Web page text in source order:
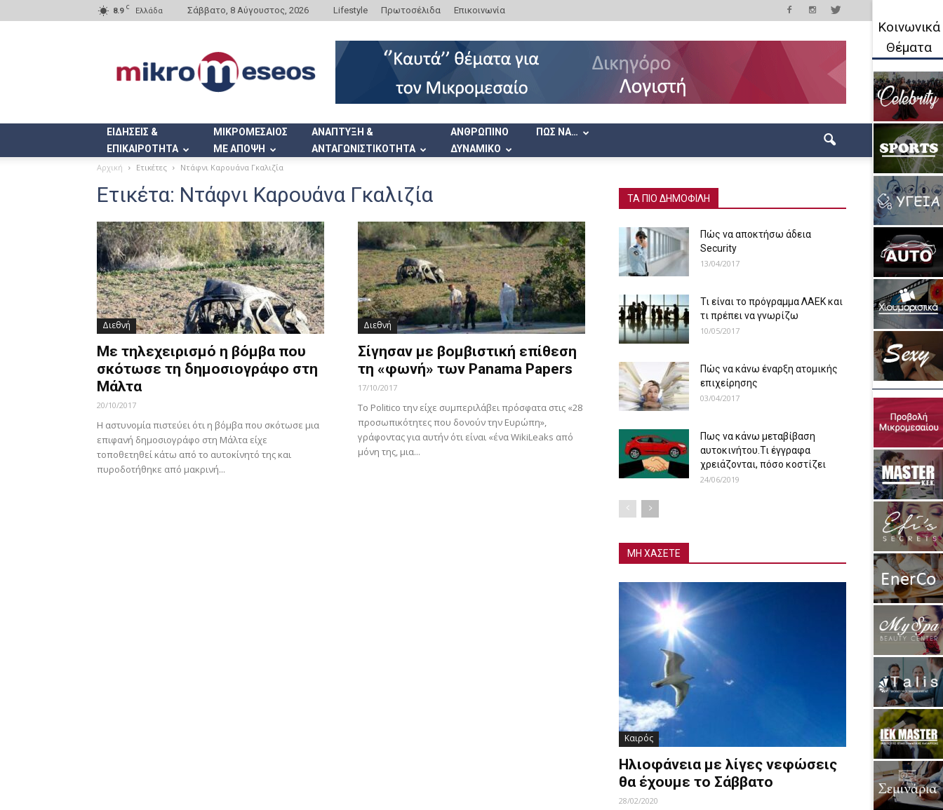
8.9 C Ελλάδα Σάββατο, 8 Αύγουστος, 2026 Lifestyle Πρωτοσέλιδα Επικοινωνία
ΕΙΔΗΣΕΙΣ &
ΕΠΙΚΑΙΡΟΤΗΤΑ
ΜΙΚΡΟΜΕΣΑΙΟΣ
ΜΕ ΑΠΟΨΗ
ΑΝΑΠΤΥΞΗ &
ΑΝΤΑΓΩΝΙΣΤΙΚΟΤΗΤΑ
ΑΝΘΡΩΠΙΝΟ
ΔΥΝΑΜΙΚΟ
ΠΩΣ ΝΑ…
Αρχική Ετικέτες Ντάφνι Καρουάνα Γκαλιζία
Ετικέτα: Ντάφνι Καρουάνα Γκαλιζία
Διεθνή
Με τηλεχειρισμό η βόμβα που
σκότωσε τη δημοσιογράφο στη
Μάλτα
20/10/2017
Η αστυνομία πιστεύει ότι η βόμβα που σκότωσε μια
επιφανή δημοσιογράφο στη Μάλτα είχε
τοποθετηθεί κάτω από το αυτοκίνητό της και
πυροδοτήθηκε από μακρινή...
Διεθνή
Σίγησαν με βομβιστική επίθεση
τη «φωνή» των Panama Papers
17/10/2017
Το Politico την είχε συμπεριλάβει πρόσφατα στις «28
προσωπικότητες που δονούν την Ευρώπη»,
γράφοντας για αυτήν ότι είναι «ένα WikiLeaks από
μόνη της, μια...
ΤΑ ΠΙΟ ΔΗΜΟΦΙΛΗ
Πώς να αποκτήσω άδεια
Security
13/04/2017
Τι είναι το πρόγραμμα ΛΑΕΚ και
τι πρέπει να γνωρίζω
10/05/2017
Πώς να κάνω έναρξη ατομικής
επιχείρησης
03/04/2017
Πως να κάνω μεταβίβαση
αυτοκινήτου.Τι έγγραφα
χρειάζονται, πόσο κοστίζει
24/06/2019
ΜΗ ΧΑΣΕΤΕ
Καιρός
Ηλιοφάνεια με λίγες νεφώσεις
θα έχουμε το Σάββατο
28/02/2020
Κοινωνικά
Θέματα